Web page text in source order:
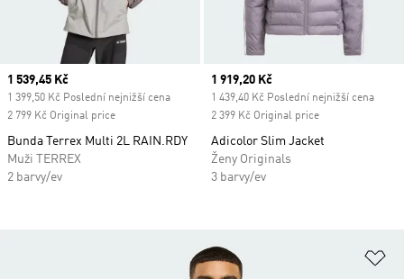
Current price
1 539,45 Kč
1 399,50 Kč Poslední nejnižší cena
2 799 Kč Original price
Bunda Terrex Multi 2L RAIN.RDY
Muži TERREX
2 barvy/ev
Current price
1 919,20 Kč
1 439,40 Kč Poslední nejnižší cena
2 399 Kč Original price
Adicolor Slim Jacket
Ženy Originals
3 barvy/ev